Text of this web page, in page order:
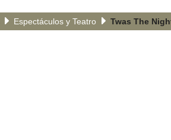
Espectáculos y Teatro Twas The